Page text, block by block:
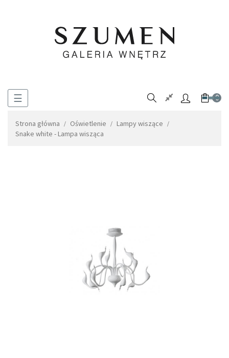
Toggle
☰ 0
Strona główna Oświetlenie
Lampy wiszące
Snake white - Lampa wisząca